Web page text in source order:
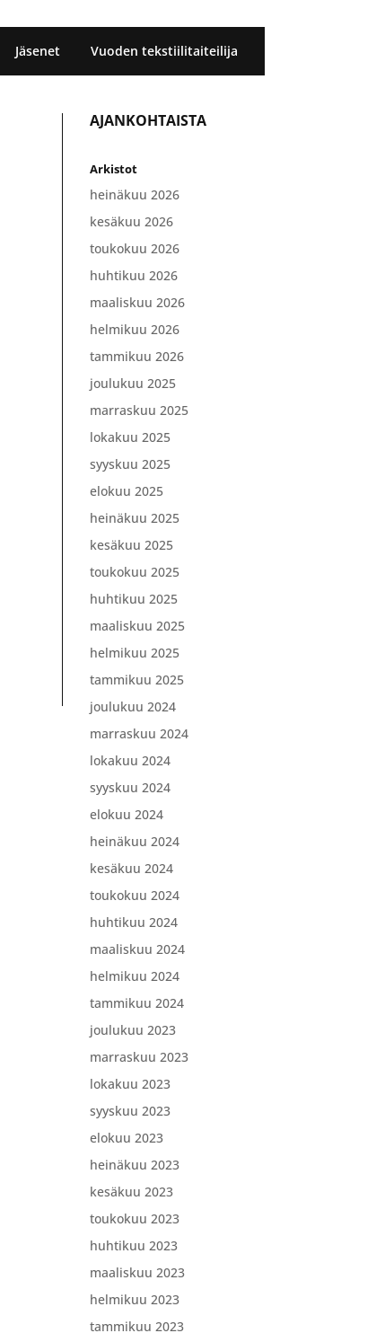
Jäsenet Vuoden tekstiilitaiteilija
AJANKOHTAISTA
Arkistot
heinäkuu 2026
kesäkuu 2026
toukokuu 2026
huhtikuu 2026
maaliskuu 2026
helmikuu 2026
tammikuu 2026
joulukuu 2025
marraskuu 2025
lokakuu 2025
syyskuu 2025
elokuu 2025
heinäkuu 2025
kesäkuu 2025
toukokuu 2025
huhtikuu 2025
maaliskuu 2025
helmikuu 2025
tammikuu 2025
joulukuu 2024
marraskuu 2024
lokakuu 2024
syyskuu 2024
elokuu 2024
heinäkuu 2024
kesäkuu 2024
toukokuu 2024
huhtikuu 2024
maaliskuu 2024
helmikuu 2024
tammikuu 2024
joulukuu 2023
marraskuu 2023
lokakuu 2023
syyskuu 2023
elokuu 2023
heinäkuu 2023
kesäkuu 2023
toukokuu 2023
huhtikuu 2023
maaliskuu 2023
helmikuu 2023
tammikuu 2023